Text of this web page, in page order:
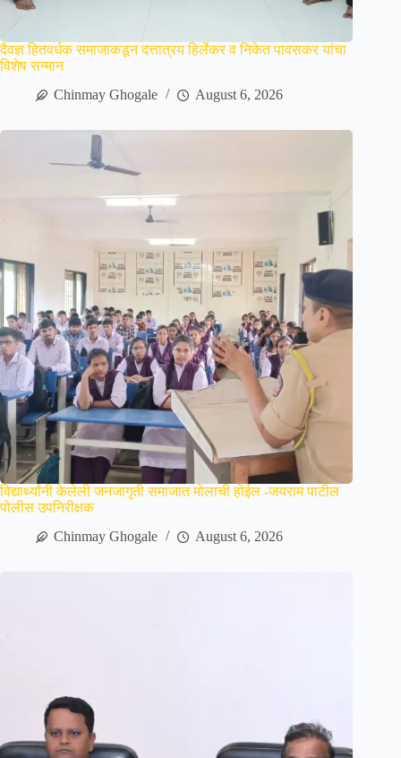
दैवज्ञ हितवर्धक समाजाकडून दत्तात्रय हिर्लेकर व निकेत पावसकर यांचा
विशेष सन्मान
Chinmay Ghogale
August 6, 2026
विद्यार्थ्यांनी केलेली जनजागृती समाजात मोलाची होईल -जयराम पाटील
पोलीस उपनिरीक्षक
Chinmay Ghogale
August 6, 2026